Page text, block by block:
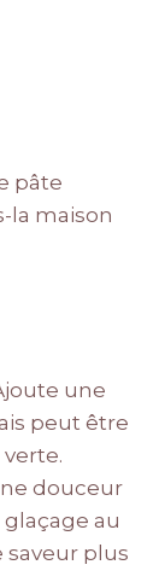
pâte
la maison
une
peut être
douceur
au
plus